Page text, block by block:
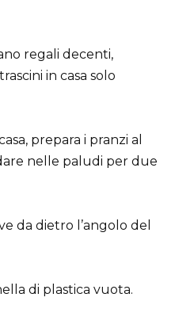
regali decenti,
in casa solo
prepara i pranzi al
nelle paludi per due
da dietro l’angolo del
di plastica vuota.